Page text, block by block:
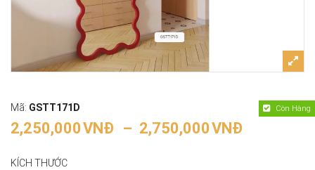
Mã: GSTT171D
2,250,000VNĐ – 2,750,000VNĐ
Còn Hàng
KÍCH THƯỚC